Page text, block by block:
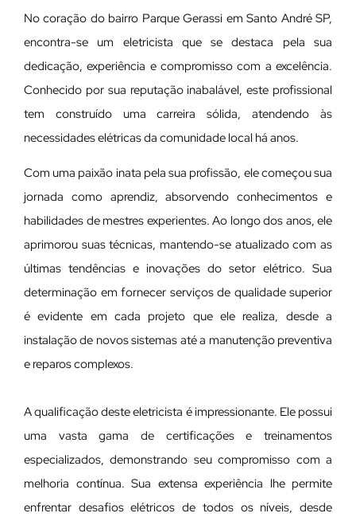
No coração do bairro Parque Gerassi em Santo André SP,
encontra-se um eletricista que se destaca pela sua
dedicação, experiência e compromisso com a excelência.
Conhecido por sua reputação inabalável, este profissional
tem construído uma carreira sólida, atendendo às
necessidades elétricas da comunidade local há anos.
Com uma paixão inata pela sua profissão, ele começou sua
jornada como aprendiz, absorvendo conhecimentos e
habilidades de mestres experientes. Ao longo dos anos, ele
aprimorou suas técnicas, mantendo-se atualizado com as
últimas tendências e inovações do setor elétrico. Sua
determinação em fornecer serviços de qualidade superior
é evidente em cada projeto que ele realiza, desde a
instalação de novos sistemas até a manutenção preventiva
e reparos complexos.
A qualificação deste eletricista é impressionante. Ele possui
uma vasta gama de certificações e treinamentos
especializados, demonstrando seu compromisso com a
melhoria contínua. Sua extensa experiência lhe permite
enfrentar desafios elétricos de todos os níveis, desde